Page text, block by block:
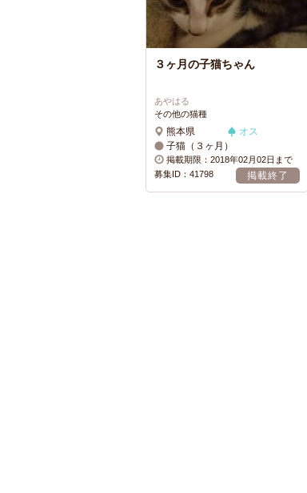
３ヶ月の子猫ちゃん
あやはる
その他の猫種
熊本県
オス
子猫（３ヶ月）
掲載期限：2018年02月02日まで
募集ID：41798
掲載終了